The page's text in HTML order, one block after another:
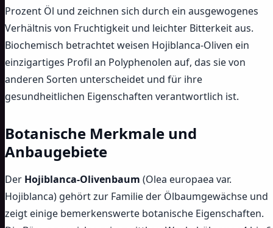
Prozent Öl und zeichnen sich durch ein ausgewogenes
Verhältnis von Fruchtigkeit und leichter Bitterkeit aus.
Biochemisch betrachtet weisen Hojiblanca-Oliven ein
einzigartiges Profil an Polyphenolen auf, das sie von
anderen Sorten unterscheidet und für ihre
gesundheitlichen Eigenschaften verantwortlich ist.
Botanische Merkmale und
Anbaugebiete
Der Hojiblanca-Olivenbaum (Olea europaea var.
Hojiblanca) gehört zur Familie der Ölbaumgewächse und
zeigt einige bemerkenswerte botanische Eigenschaften.